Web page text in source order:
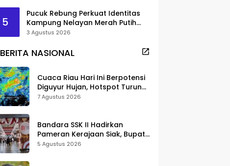
5
Pucuk Rebung Perkuat Identitas
Kampung Nelayan Merah Putih
Pambang Pesisir
3 Agustus 2026
BERITA NASIONAL
Cuaca Riau Hari Ini Berpotensi
Diguyur Hujan, Hotspot Turun
Jadi 25 Titik
7 Agustus 2026
Bandara SSK II Hadirkan
Pameran Kerajaan Siak, Bupati
Afni: Jadi Ruang Edukasi
5 Agustus 2026